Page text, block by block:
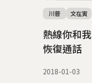
熱線你和我 南北韓近兩年後首次
恢復通話
川普 文在寅
2018-01-03